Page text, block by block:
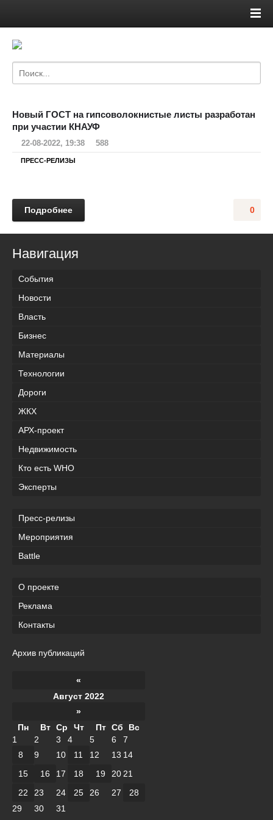
Новый ГОСТ на гипсоволокнистые листы разработан
при участии КНАУФ
22-08-2022, 19:38 588
ПРЕСС-РЕЛИЗЫ
0
Подробнее
Навигация
События
Новости
Власть
Бизнес
Материалы
Технологии
Дороги
ЖКХ
АРХ-проект
Недвижимость
Кто есть WHO
Эксперты
Пресс-релизы
Мероприятия
Battle
О проекте
Реклама
Контакты
Архив публикаций
«
Август 2022
»
Пн
Вт Ср Чт Пт Сб
Вс
1
2 3 4 5 6
7
8
9 10 11 12 13 14
15
16 17 18 19 20 21
22
23 24 25 26 27
28
29
30 31